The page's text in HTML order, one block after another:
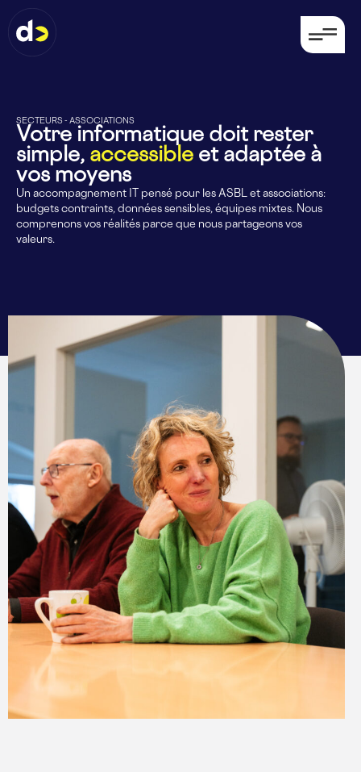
SECTEURS - ASSOCIATIONS
Votre informatique doit rester
simple, accessible et adaptée à
vos moyens
Un accompagnement IT pensé pour les ASBL et associations:
budgets contraints, données sensibles, équipes mixtes. Nous
comprenons vos réalités parce que nous partageons vos
valeurs.